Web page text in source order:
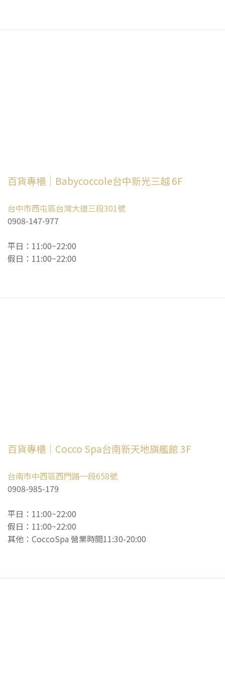
百貨專櫃｜Babycoccole台中新光三越 6F
台中市西屯區台灣大道三段301號
0908-147-977
平日：11:00~22:00
假日：11:00~22:00
百貨專櫃｜Cocco Spa台南新天地旗艦館 3F
台南市中西區西門路一段658號
0908-985-179
平日：11:00~22:00
假日：11:00~22:00
其他：CoccoSpa 營業時間11:30-20:00